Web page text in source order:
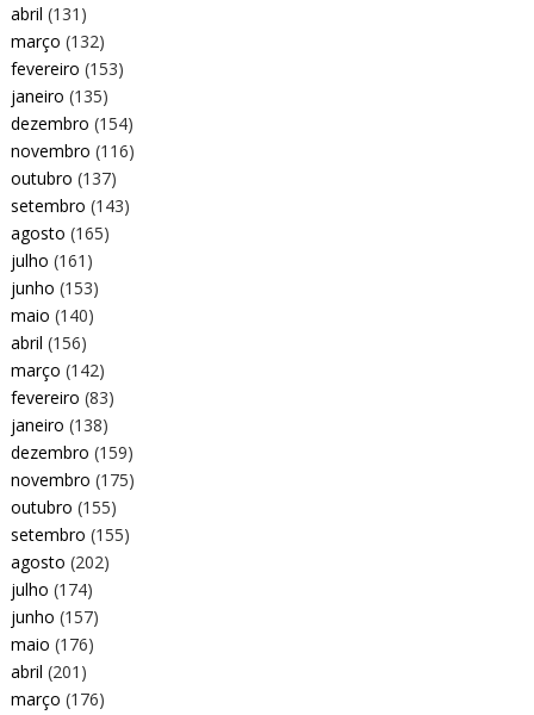
abril (131)
março (132)
fevereiro (153)
janeiro (135)
dezembro (154)
novembro (116)
outubro (137)
setembro (143)
agosto (165)
julho (161)
junho (153)
maio (140)
abril (156)
março (142)
fevereiro (83)
janeiro (138)
dezembro (159)
novembro (175)
outubro (155)
setembro (155)
agosto (202)
julho (174)
junho (157)
maio (176)
abril (201)
março (176)